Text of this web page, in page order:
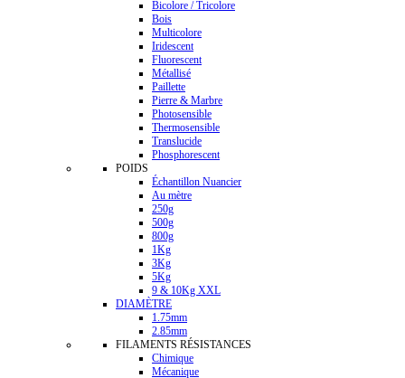
Bicolore / Tricolore
Bois
Multicolore
Iridescent
Fluorescent
Métallisé
Paillette
Pierre & Marbre
Photosensible
Thermosensible
Translucide
Phosphorescent
POIDS
Échantillon Nuancier
Au mètre
250g
500g
800g
1Kg
3Kg
5Kg
9 & 10Kg XXL
DIAMÈTRE
1.75mm
2.85mm
FILAMENTS RÉSISTANCES
Chimique
Mécanique